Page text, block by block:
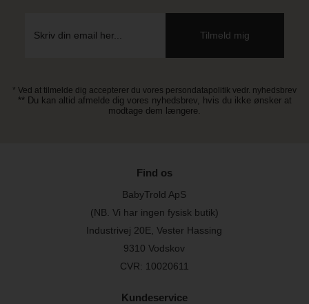
* Ved at tilmelde dig accepterer du vores persondatapolitik vedr. nyhedsbrev
** Du kan altid afmelde dig vores nyhedsbrev, hvis du ikke ønsker at
modtage dem længere.
Find os
BabyTrold ApS
(NB. Vi har ingen fysisk butik)
Industrivej 20E, Vester Hassing
9310 Vodskov
CVR: 10020611
Kundeservice